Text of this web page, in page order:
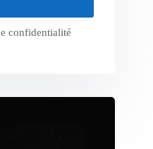
confidentialité